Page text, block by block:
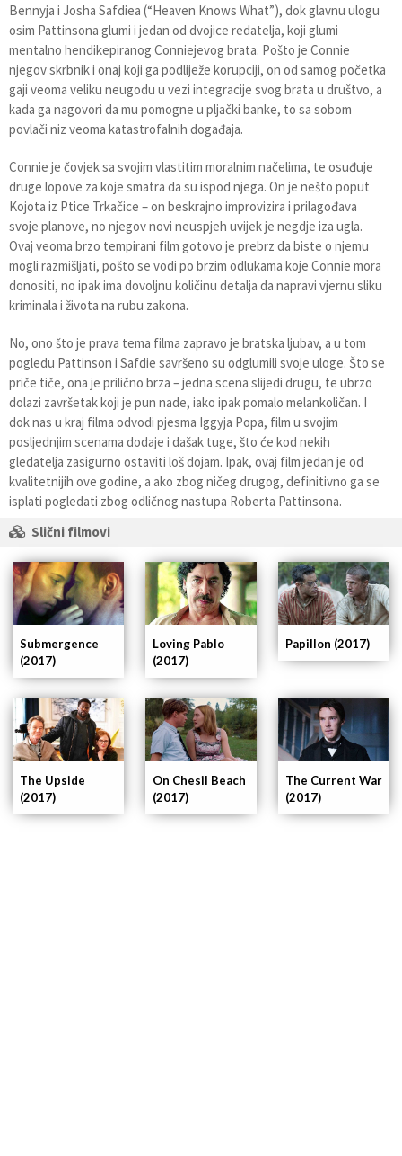
Bennyja i Josha Safdiea (“Heaven Knows What”), dok glavnu ulogu
osim Pattinsona glumi i jedan od dvojice redatelja, koji glumi
mentalno hendikepiranog Conniejevog brata. Pošto je Connie
njegov skrbnik i onaj koji ga podliježe korupciji, on od samog početka
gaji veoma veliku neugodu u vezi integracije svog brata u društvo, a
kada ga nagovori da mu pomogne u pljački banke, to sa sobom
povlači niz veoma katastrofalnih događaja.
Connie je čovjek sa svojim vlastitim moralnim načelima, te osuđuje
druge lopove za koje smatra da su ispod njega. On je nešto poput
Kojota iz Ptice Trkačice – on beskrajno improvizira i prilagođava
svoje planove, no njegov novi neuspjeh uvijek je negdje iza ugla.
Ovaj veoma brzo tempirani film gotovo je prebrz da biste o njemu
mogli razmišljati, pošto se vodi po brzim odlukama koje Connie mora
donositi, no ipak ima dovoljnu količinu detalja da napravi vjernu sliku
kriminala i života na rubu zakona.
No, ono što je prava tema filma zapravo je bratska ljubav, a u tom
pogledu Pattinson i Safdie savršeno su odglumili svoje uloge. Što se
priče tiče, ona je prilično brza – jedna scena slijedi drugu, te ubrzo
dolazi završetak koji je pun nade, iako ipak pomalo melankoličan. I
dok nas u kraj filma odvodi pjesma Iggyja Popa, film u svojim
posljednjim scenama dodaje i dašak tuge, što će kod nekih
gledatelja zasigurno ostaviti loš dojam. Ipak, ovaj film jedan je od
kvalitetnijih ove godine, a ako zbog ničeg drugog, definitivno ga se
isplati pogledati zbog odličnog nastupa Roberta Pattinsona.
Slični filmovi
The Current War
(2017)
On Chesil Beach
(2017)
The Upside
(2017)
Papillon (2017)
Loving Pablo
(2017)
Submergence
(2017)